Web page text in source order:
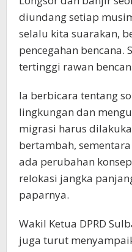
diundang setiap
selalu kita suarakan,
pencegahan bencana.
tertinggi rawan
Ia berbicara tentang
lingkungan dan
migrasi harus
bertambah,
ada perubahan
relokasi jangka
paparnya.
Wakil Ketua DPRD
juga turut